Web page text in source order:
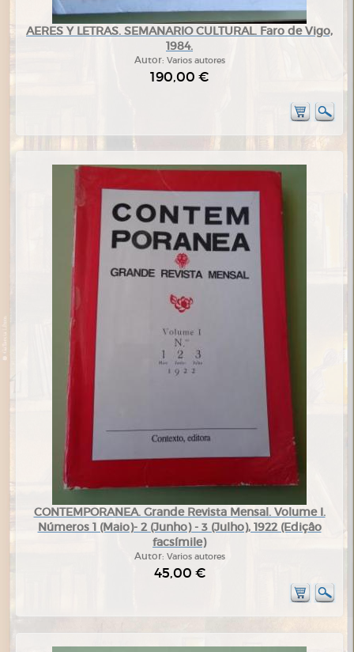
AERES Y LETRAS. SEMANARIO CULTURAL. Faro de Vigo,
1984.
Autor: Varios autores
190,00 €
CONTEMPORANEA. Grande Revista Mensal. Volume I.
Números 1 (Maio)- 2 (Junho) - 3 (Julho), 1922 (Ediçâo
facsímile)
Autor: Varios autores
45,00 €